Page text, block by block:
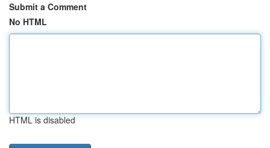
Submit a Comment
No HTML
HTML is disabled